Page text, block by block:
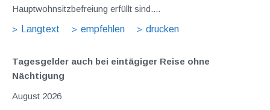
Hauptwohnsitzbefreiung erfüllt sind....
Langtext
empfehlen drucken
Tagesgelder auch bei eintägiger Reise ohne
Nächtigung
August 2026